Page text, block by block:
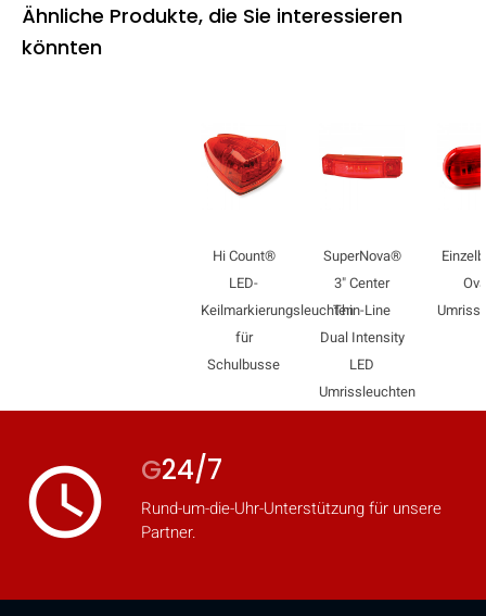
Ähnliche Produkte, die Sie interessieren
könnten
Hi Count®
LED-
Keilmarkierungsleuchten
für
Schulbusse
SuperNova®
3" Center
Thin-Line
Dual Intensity
LED
Umrissleuchten
access_time G24/7
Rund-um-die-Uhr-Unterstützung für unsere
Partner.